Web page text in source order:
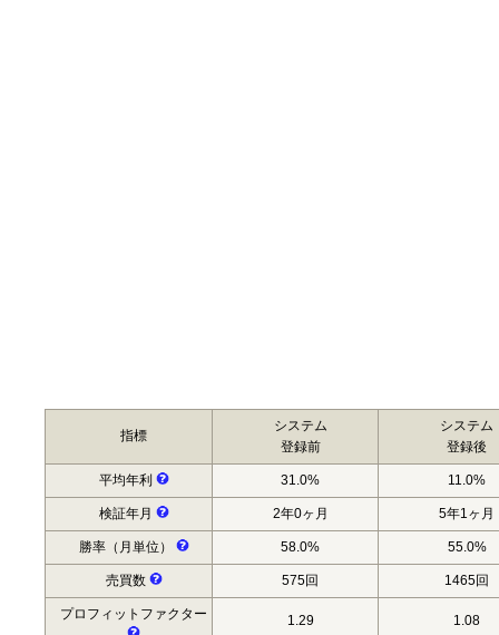
指標
システム
登録前
システム
登録後
平均年利 31.0% 11.0%
検証年月 2年0ヶ月 5年1ヶ月
勝率（月単位） 58.0% 55.0%
売買数 575回 1465回
プロフィットファクター 1.29 1.08